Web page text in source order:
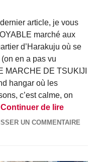
article, je vous
marché aux
d’Harakuju où se
en a pas vu
MARCHE DE TSUKIJI
hangar où les
c’est calme, on
Continuer de lireLe
UN COMMENTAIRE